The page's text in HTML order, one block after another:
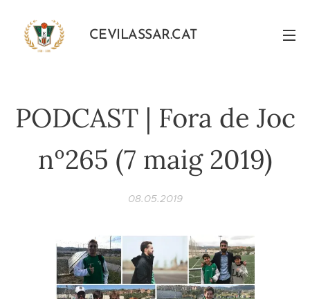
CEVILASSAR.CAT
PODCAST | Fora de Joc
nº265 (7 maig 2019)
08.05.2019